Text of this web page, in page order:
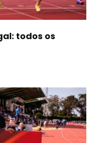
todos os